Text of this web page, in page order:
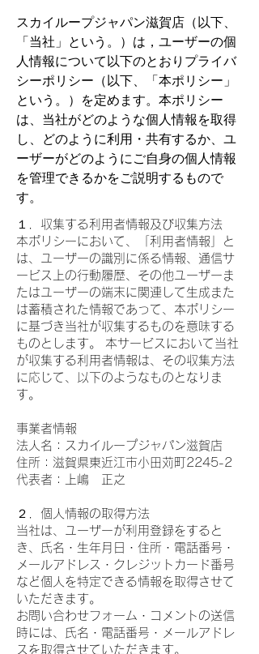
スカイループジャパン滋賀店（以下、
「当社」という。）は，ユーザーの個
人情報について以下のとおりプライバ
シーポリシー（以下、「本ポリシー」
という。）を定めます。本ポリシー
は、当社がどのような個人情報を取得
し、どのように利用・共有するか、ユ
ーザーがどのようにご自身の個人情報
を管理できるかをご説明するもので
す。
１．収集する利用者情報及び収集方法
本ポリシーにおいて、「利用者情報」と
は、ユーザーの識別に係る情報、通信サ
ービス上の行動履歴、その他ユーザーま
たはユーザーの端末に関連して生成また
は蓄積された情報であって、本ポリシー
に基づき当社が収集するものを意味する
ものとします。 本サービスにおいて当社
が収集する利用者情報は、その収集方法
に応じて、以下のようなものとなりま
す。
事業者情報
法人名：スカイループジャパン滋賀店
住所：滋賀県東近江市小田苅町2245-2
代表者：上嶋 正之
２．個人情報の取得方法
当社は、ユーザーが利用登録をすると
き、氏名・生年月日・住所・電話番号・
メールアドレス・クレジットカード番号
など個人を特定できる情報を取得させて
いただきます。
お問い合わせフォーム・コメントの送信
時には、氏名・電話番号・メールアドレ
スを取得させていただきます。